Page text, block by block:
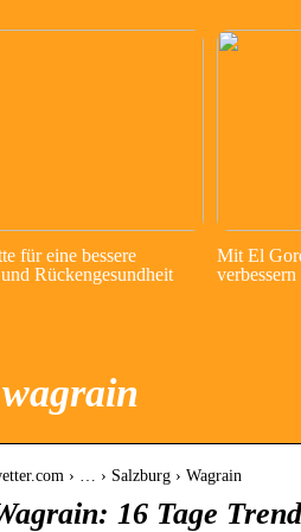
für eine bessere
Rückengesundheit
Mit El
verbessern
› … › Salzburg › Wagrain
16 Tage Trend